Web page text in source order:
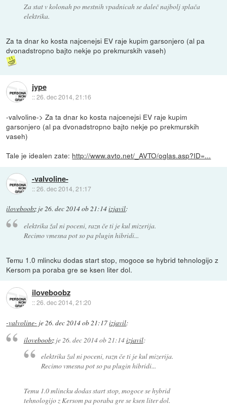
Za stat v kolonah po mestnih vpadnicah se daleč najbolj splača
elektrika.
Za ta dnar ko kosta najcenejsi EV raje kupim garsonjero (al pa
dvonadstropno bajto nekje po prekmurskih vaseh)
jype
::26. dec 2014, 21:16
-valvoline-> Za ta dnar ko kosta najcenejsi EV raje kupim
garsonjero (al pa dvonadstropno bajto nekje po prekmurskih
vaseh)
Tale je idealen zate: http://www.avto.net/_AVTO/oglas.asp?ID=...
-valvoline-
::26. dec 2014, 21:17
iloveboobz je26. dec 2014 ob 21:14izjavil:
elektrika žal ni poceni, razn če ti je kul mizerija.
Recimo vmesna pot so pa plugin hibridi...
Temu 1.0 mlincku dodas start stop, mogoce se hybrid tehnologijo z
Kersom pa poraba gre se ksen liter dol.
iloveboobz
::26. dec 2014, 21:20
-valvoline- je26. dec 2014 ob 21:17izjavil:
iloveboobzje 26. dec 2014 ob 21:14izjavil:
elektrika žal ni poceni, razn če ti je kul mizerija.
Recimo vmesna pot so pa plugin hibridi...
Temu 1.0 mlincku dodas start stop, mogoce se hybrid
tehnologijo z Kersom pa poraba gre se ksen liter dol.